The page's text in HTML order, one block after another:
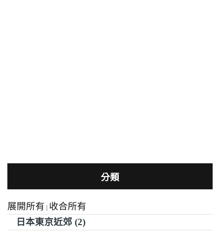
分類
展開所有 | 收合所有
日本東京近郊 (2)